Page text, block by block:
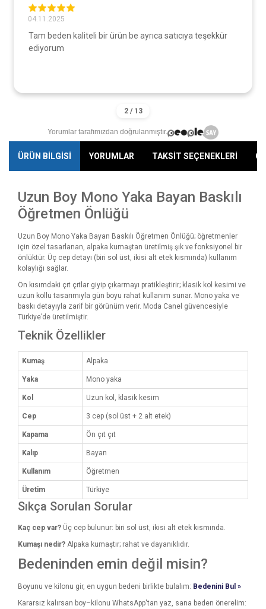
04.11.2025
Tam beden kaliteli bir ürün be ayrıca satıcıya teşekkür
ediyorum
Yorumlar tarafımızdan doğrulanmıştır.
ÜRÜN BİLGİSİ YORUMLAR TAKSİT SEÇENEKLERİ
Uzun Boy Mono Yaka Bayan Baskılı
Öğretmen Önlüğü
Uzun Boy Mono Yaka Bayan Baskılı Öğretmen Önlüğü; öğretmenler
için özel tasarlanan, alpaka kumaştan üretilmiş şık ve fonksiyonel bir
önlüktür. Üç cep detayı (biri sol üst, ikisi alt etek kısmında) kullanım
kolaylığı sağlar.
Ön kısımdaki çıt çıtlar giyip çıkarmayı pratikleştirir; klasik kol kesimi ve
uzun kollu tasarımıyla gün boyu rahat kullanım sunar. Mono yaka ve
baskı detayıyla zarif bir görünüm verir. Moda Canel güvencesiyle
Türkiye’de üretilmiştir.
Teknik Özellikler
Kumaş Alpaka
Yaka Mono yaka
Kol Uzun kol, klasik kesim
Cep 3 cep (sol üst + 2 alt etek)
Kapama Ön çıt çıt
Kalıp Bayan
Kullanım Öğretmen
Üretim Türkiye
Sıkça Sorulan Sorular
Kaç cep var? Üç cep bulunur: biri sol üst, ikisi alt etek kısmında.
Kumaşı nedir? Alpaka kumaştır; rahat ve dayanıklıdır.
Bedeninden emin değil misin?
Boyunu ve kilonu gir, en uygun bedeni birlikte bulalım: Bedenini Bul »
Kararsız kalırsan boy–kilonu WhatsApp'tan yaz, sana beden önerelim: